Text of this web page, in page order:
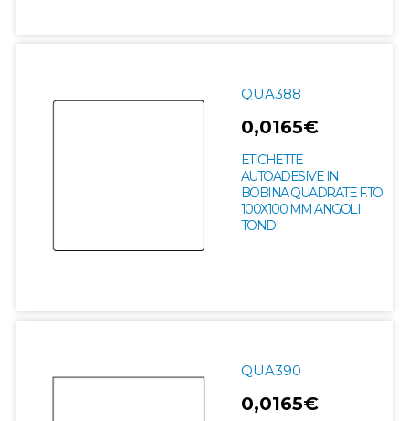
QUA388
0,0165€
ETICHETTE
AUTOADESIVE IN
BOBINA QUADRATE F.TO
100X100 MM ANGOLI
TONDI
QUA390
0,0165€